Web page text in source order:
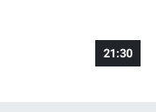
21:30